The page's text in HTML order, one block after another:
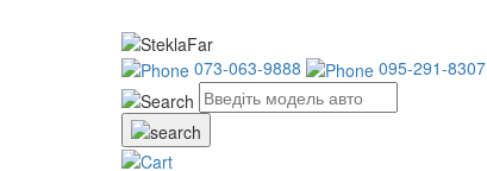
073-063-9888 095-291-8307